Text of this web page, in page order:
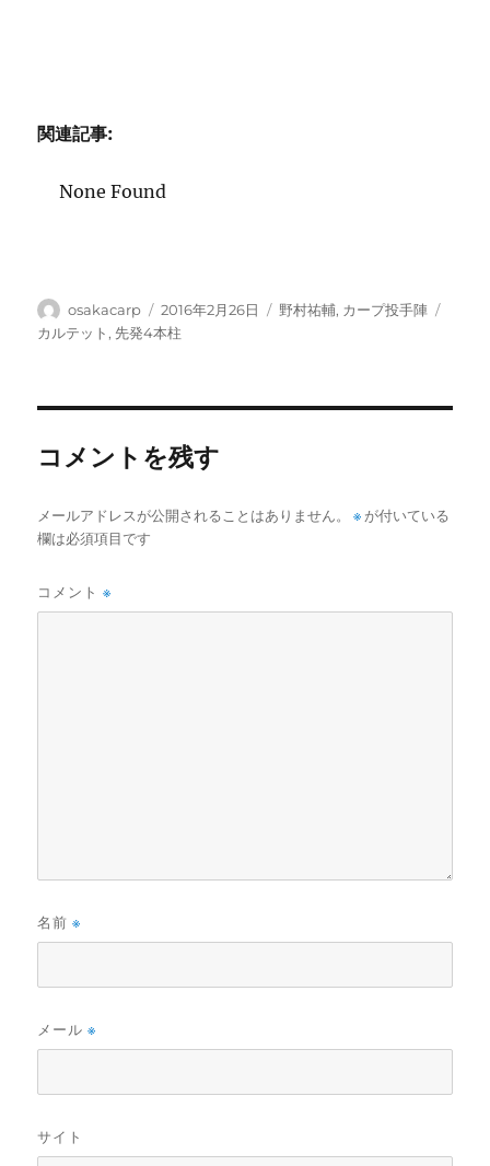
関連記事:
None Found
投
稿
osakacarp
投
稿
2016年2月26日
カ
野村祐輔, カープ投手陣
カルテット ,先発4本柱
コメントを残す
メールアドレスが公開されることはありません。 ※ が付いている
欄は必須項目です
コメント※
名前※
メール※
サイト